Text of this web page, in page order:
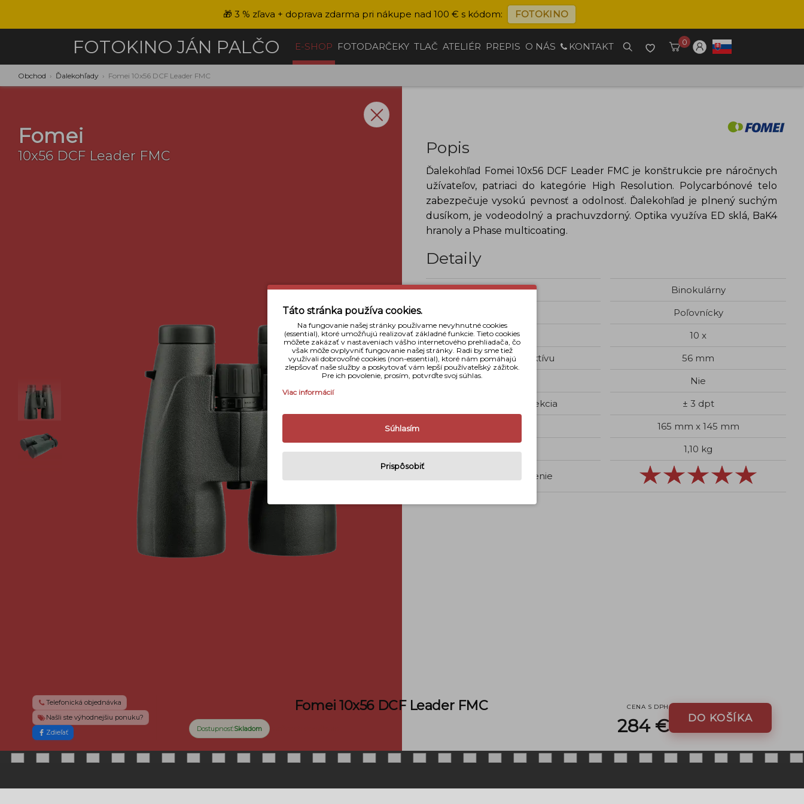
🎁 3 % zľava + doprava zdarma pri nákupe nad 100 € s kódom: FOTOKINO
FOTOKINO JÁN PALČO E-SHOP FOTODARČEKY TLAČ ATELIÉR PREPIS O NÁS KONTAKT 0
Obchod › Ďalekohľady › Fomei 10x56 DCF Leader FMC
Fomei
10x56 DCF Leader FMC Popis
Ďalekohľad Fomei 10x56 DCF Leader FMC je konštrukcie pre náročnych
užívateľov, patriaci do kategórie High Resolution. Polycarbónové telo
zabezpečuje vysokú pevnosť a odolnosť. Ďalekohľad je plnený suchým
dusíkom, je vodeodolný a prachuvzdorný. Optika využíva ED sklá, BaK4
hranoly a Phase multicoating.
Detaily
Typ
Binokulárny
Poľovnícky
Priblíženie
10 x
Priemer objektívu
56 mm
Nie
Dioptrická korekcia
± 3 dpt
165 mm x 145 mm
Váha
1,10 kg
Naše hodnotenie
Táto stránka používa cookies.
Na fungovanie našej stránky používame nevyhnutné cookies
(essential), ktoré umožňujú realizovať základné funkcie. Tieto cookies
môžete zakázať v nastaveniach vášho internetového prehliadača, čo
však môže ovplyvniť fungovanie našej stránky. Radi by sme tiež
využívali dobrovoľné cookies (non-essential), ktoré nám pomáhajú
zlepšovať naše služby a poskytovať vám lepší používateľský zážitok.
Pre ich povolenie, prosím, potvrďte svoj súhlas.
Viac informácií
Súhlasím
Prispôsobiť
Telefonická objednávka
Našli ste výhodnejšiu ponuku?
Zdieľať
Fomei 10x56 DCF Leader FMC
Dostupnosť:Skladom možnosti doručenia
CENA S DPH
284 € DO KOŠÍKA